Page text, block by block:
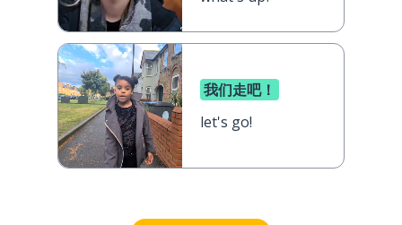
我们走吧！
let's go!